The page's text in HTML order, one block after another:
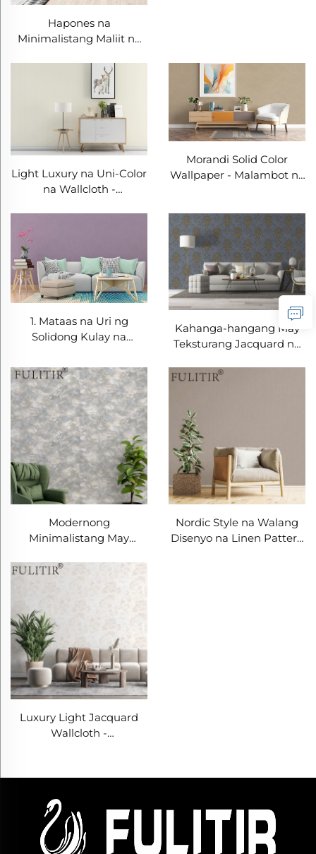
Hapones na
Minimalistang Maliit na
Delikadong Tekstura +
Kumikinang na
Pakiramdam, Dekorasyon
sa Pader para sa Sala,
Kuwarto at Silid-Aralan
Light Luxury na Uni-Color
na Wallcloth -
Pandekorasyong Materyal
sa Pader para sa Sala,
Kuwarto at Buong Bahay
sa Modernong
Minimalistang Estilo
Morandi Solid Color
Wallpaper - Malambot na
Materyal para sa Foyer,
Koridor, at Accent Wall ng
Kuwarto
1. Mataas na Uri ng
Solidong Kulay na
Madaling Madumihan,
Hindi Madaling
Magastusin at Madaling
Pangalagaan, Angkop na
Dekorasyong Pader para
sa Mga Sala, Kuwarto, at
Buong Bahay
Kahanga-hangang May
Teksturang Jacquard na
Sumusubok sa Paggamit
Pagpipilian para sa
Modernong Bahay na
Pader
Modernong
Minimalistang May
Wallpaper - Tatlong-
Dimensiyonal na Tactile
Wall Covering para sa
Bedroom Headboard
Background Wall, Eco-
Friendly na Materyal,
Maramihang Kulay na
Available
Nordic Style na Walang
Disenyo na Linen Pattern
Luxury Light Jacquard
Wallcloth -
Pasting ng Buong Bahay,
at Anti-Pagkakadumi,
Angkop sa Parehong
Living Room at Bedroom